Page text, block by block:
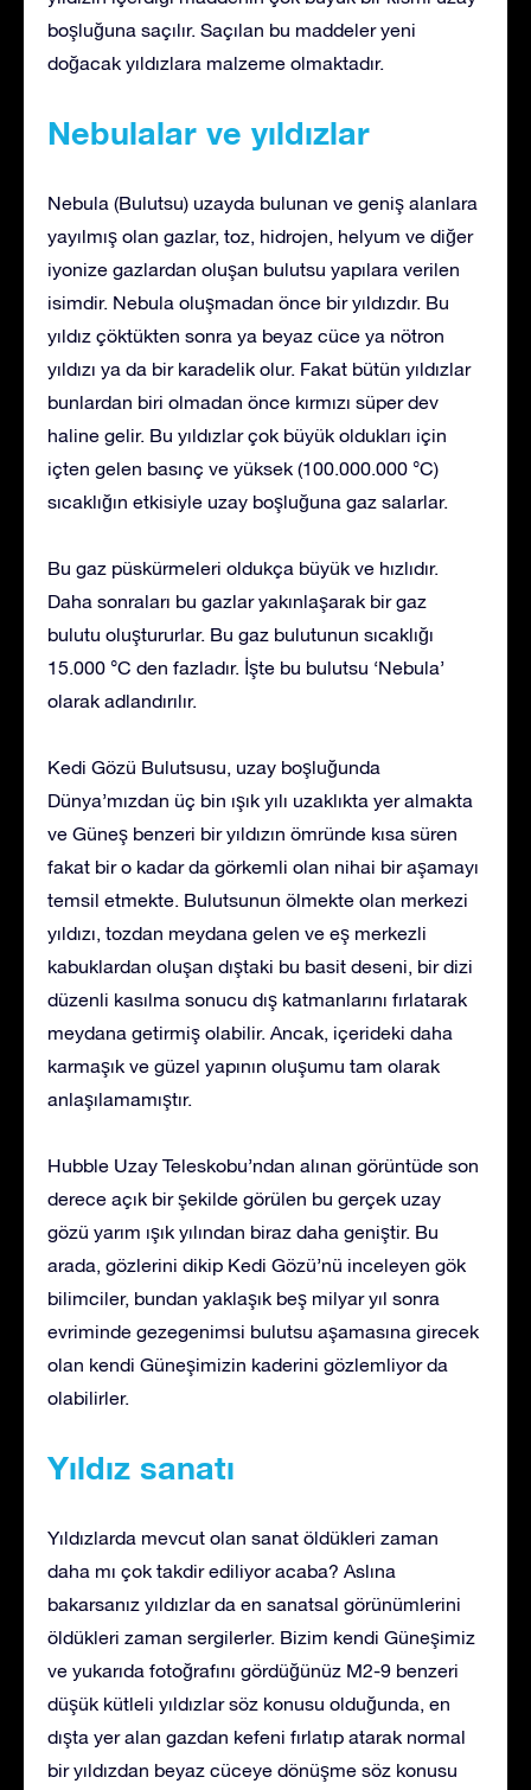
boşluğuna saçılır. Saçılan bu maddeler yeni
doğacak yıldızlara malzeme olmaktadır.
Nebulalar ve yıldızlar
Nebula (Bulutsu) uzayda bulunan ve geniş alanlara
yayılmış olan gazlar, toz, hidrojen, helyum ve diğer
iyonize gazlardan oluşan bulutsu yapılara verilen
isimdir. Nebula oluşmadan önce bir yıldızdır. Bu
yıldız çöktükten sonra ya beyaz cüce ya nötron
yıldızı ya da bir karadelik olur. Fakat bütün yıldızlar
bunlardan biri olmadan önce kırmızı süper dev
haline gelir. Bu yıldızlar çok büyük oldukları için
içten gelen basınç ve yüksek (100.000.000 °C)
sıcaklığın etkisiyle uzay boşluğuna gaz salarlar.
Bu gaz püskürmeleri oldukça büyük ve hızlıdır.
Daha sonraları bu gazlar yakınlaşarak bir gaz
bulutu oluştururlar. Bu gaz bulutunun sıcaklığı
15.000 °C den fazladır. İşte bu bulutsu ‘Nebula’
olarak adlandırılır.
Kedi Gözü Bulutsusu, uzay boşluğunda
Dünya’mızdan üç bin ışık yılı uzaklıkta yer almakta
ve Güneş benzeri bir yıldızın ömründe kısa süren
fakat bir o kadar da görkemli olan nihai bir aşamayı
temsil etmekte. Bulutsunun ölmekte olan merkezi
yıldızı, tozdan meydana gelen ve eş merkezli
kabuklardan oluşan dıştaki bu basit deseni, bir dizi
düzenli kasılma sonucu dış katmanlarını fırlatarak
meydana getirmiş olabilir. Ancak, içerideki daha
karmaşık ve güzel yapının oluşumu tam olarak
anlaşılamamıştır.
Hubble Uzay Teleskobu’ndan alınan görüntüde son
derece açık bir şekilde görülen bu gerçek uzay
gözü yarım ışık yılından biraz daha geniştir. Bu
arada, gözlerini dikip Kedi Gözü’nü inceleyen gök
bilimciler, bundan yaklaşık beş milyar yıl sonra
evriminde gezegenimsi bulutsu aşamasına girecek
olan kendi Güneşimizin kaderini gözlemliyor da
olabilirler.
Yıldız sanatı
Yıldızlarda mevcut olan sanat öldükleri zaman
daha mı çok takdir ediliyor acaba? Aslına
bakarsanız yıldızlar da en sanatsal görünümlerini
öldükleri zaman sergilerler. Bizim kendi Güneşimiz
ve yukarıda fotoğrafını gördüğünüz M2-9 benzeri
düşük kütleli yıldızlar söz konusu olduğunda, en
dışta yer alan gazdan kefeni fırlatıp atarak normal
bir yıldızdan beyaz cüceye dönüşme söz konusu